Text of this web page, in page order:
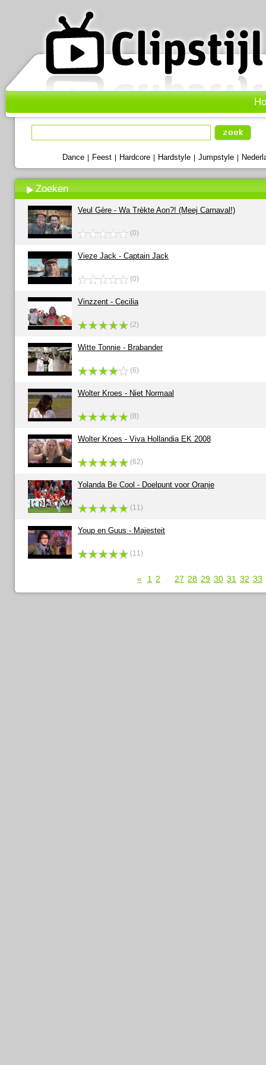
Dance Feest Hardcore Hardstyle Jumpstyle
Zoeken
Veul Gère - Wa Trèkte Aon?! (Meej Carnaval!)
(0)
Vieze Jack - Captain Jack
(0)
Vinzzent - Cecilia
(2)
Witte Tonnie - Brabander
(6)
Wolter Kroes - Niet Normaal
(8)
Wolter Kroes - Viva Hollandia EK 2008
(62)
Yolanda Be Cool - Doelpunt voor Oranje
(11)
Youp en Guus - Majesteit
(11)
« 1 2 27 28 29 30 31 32 33